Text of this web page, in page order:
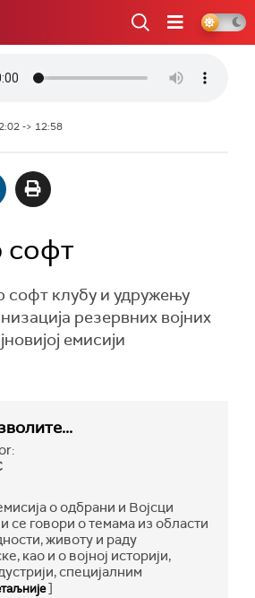
-> 12:58
софт
софт клубу и удружењу
резервних војних
емисији
о одбрани и Војсци
се говори о темама из области
животу и раду
као и о војној историји,
специјалним
]